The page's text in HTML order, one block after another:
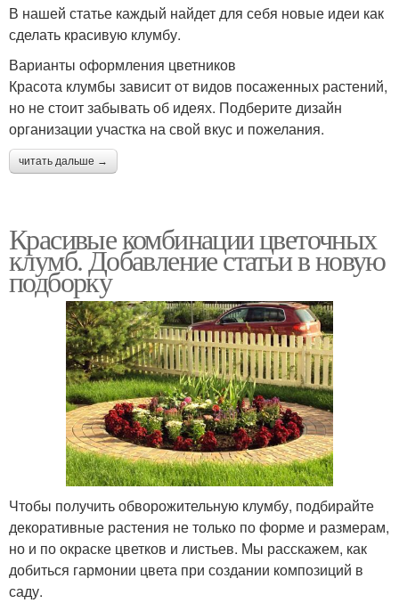
В нашей статье каждый найдет для себя новые идеи как
сделать красивую клумбу.
Варианты оформления цветников
Красота клумбы зависит от видов посаженных растений,
но не стоит забывать об идеях. Подберите дизайн
организации участка на свой вкус и пожелания.
читать дальше →
Красивые комбинации цветочных
клумб. Добавление статьи в новую
подборку
Чтобы получить обворожительную клумбу, подбирайте
декоративные растения не только по форме и размерам,
но и по окраске цветков и листьев. Мы расскажем, как
добиться гармонии цвета при создании композиций в
саду.